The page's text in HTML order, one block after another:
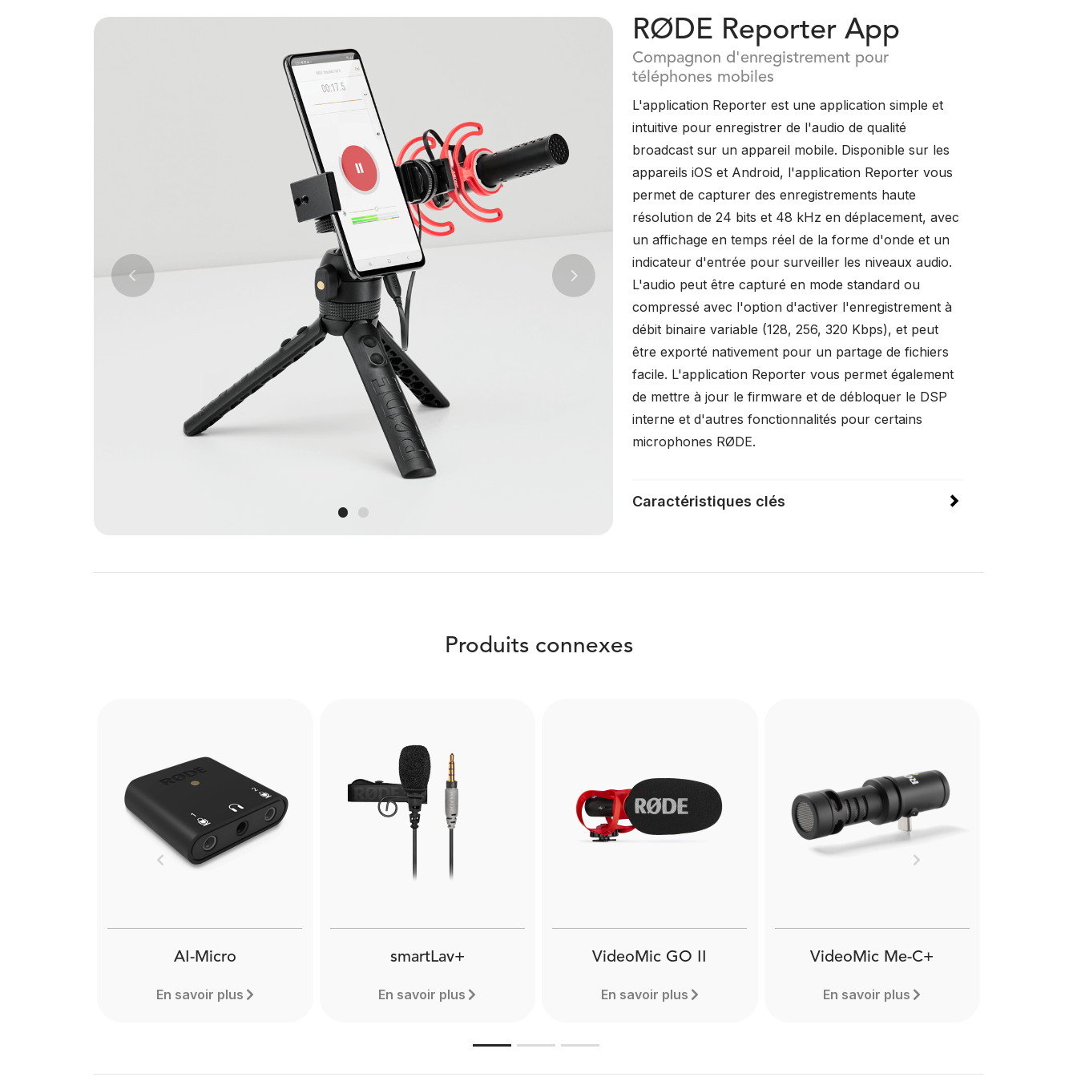
Previous Next
RØDE Reporter App
Compagnon d'enregistrement pour
téléphones mobiles
L'application Reporter est une application simple et
intuitive pour enregistrer de l'audio de qualité
broadcast sur un appareil mobile. Disponible sur les
appareils iOS et Android, l'application Reporter vous
permet de capturer des enregistrements haute
résolution de 24 bits et 48 kHz en déplacement, avec
un affichage en temps réel de la forme d'onde et un
indicateur d'entrée pour surveiller les niveaux audio.
L'audio peut être capturé en mode standard ou
compressé avec l'option d'activer l'enregistrement à
débit binaire variable (128, 256, 320 Kbps), et peut
être exporté nativement pour un partage de fichiers
facile. L'application Reporter vous permet également
de mettre à jour le firmware et de débloquer le DSP
interne et d'autres fonctionnalités pour certains
microphones RØDE.
Caractéristiques clés
Produits connexes
AI-Micro
En savoir plus
smartLav+
En savoir plus
VideoMic GO II
En savoir plus
VideoMic Me-C+
En savoir plus
Previous Next